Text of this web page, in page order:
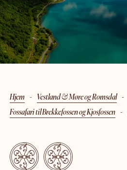
Hjem - Vestland & Møre og Romsdal
-
Fossafari til Brekkefossen og Kjosfossen
-